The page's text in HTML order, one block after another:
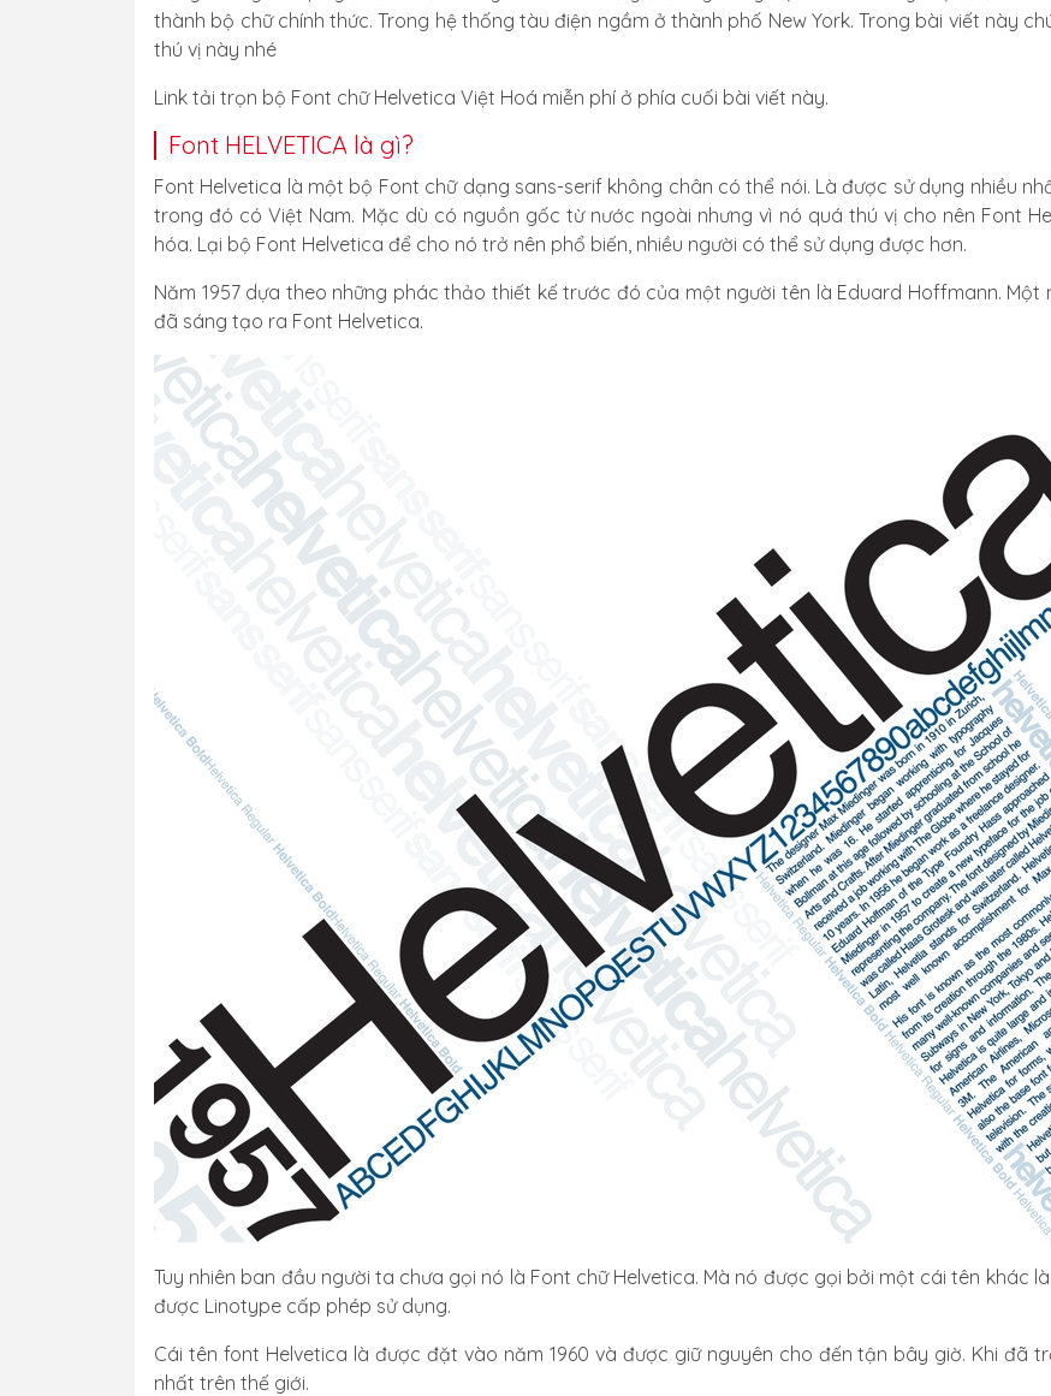
thành bộ chữ chính thức. Trong hệ thống tàu điện ngầm ở thành phố New York. Trong bài viết này
thú vị này nhé
Link tải trọn bộ Font chữ Helvetica Việt Hoá miễn phí ở phía cuối bài viết này.
Font HELVETICA là gì?
Font Helvetica là một bộ Font chữ dạng sans-serif không chân có thể nói. Là được sử dụng nhiều
trong đó có Việt Nam. Mặc dù có nguồn gốc từ nước ngoài nhưng vì nó quá thú vị cho nên Font
hóa. Lại bộ Font Helvetica để cho nó trở nên phổ biến, nhiều người có thể sử dụng được hơn.
Năm 1957 dựa theo những phác thảo thiết kế trước đó của một người tên là Eduard Hoffmann. Một
đã sáng tạo ra Font Helvetica.
Tuy nhiên ban đầu người ta chưa gọi nó là Font chữ Helvetica. Mà nó được gọi bởi một cái tên khác
được Linotype cấp phép sử dụng.
Cái tên font Helvetica là được đặt vào năm 1960 và được giữ nguyên cho đến tận bây giờ. Khi đã
nhất trên thế giới.